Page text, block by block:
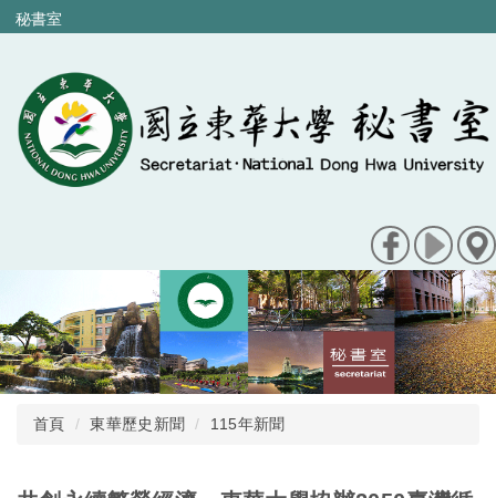
跳
到
內
容
區
秘書室
首頁 東華歷史新聞 115年新聞